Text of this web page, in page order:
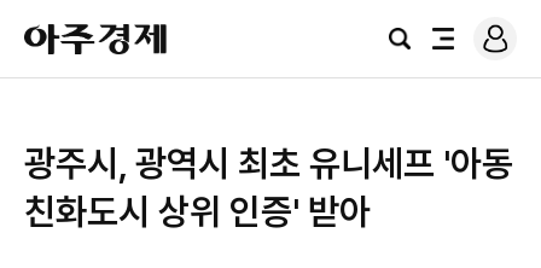
아
주
경
검
전
로
그
광주시, 광역시 최초 유니세프 '아동
친화도시 상위 인증' 받아